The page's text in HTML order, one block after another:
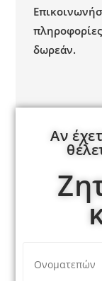
Ε
δωρεάν.
Αν